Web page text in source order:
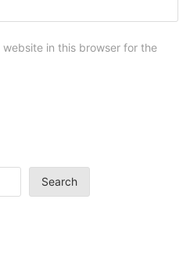
in this browser for the
Search